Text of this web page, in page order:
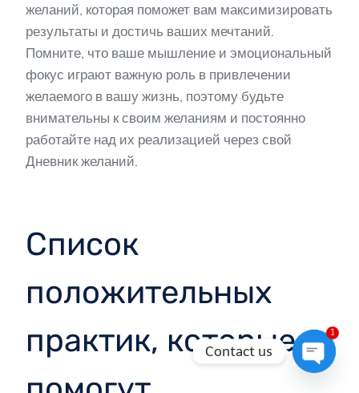
желаний, которая поможет вам максимизировать
результаты и достичь ваших мечтаний.
Помните, что ваше мышление и эмоциональный
фокус играют важную роль в привлечении
желаемого в вашу жизнь, поэтому будьте
внимательны к своим желаниям и постоянно
работайте над их реализацией через свой
Дневник желаний.
Список
положительных
практик, которые
Contact us
1